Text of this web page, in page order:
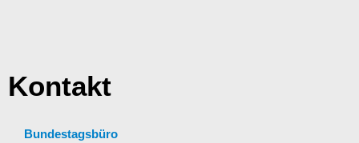
Kontakt
Bundestagsbüro